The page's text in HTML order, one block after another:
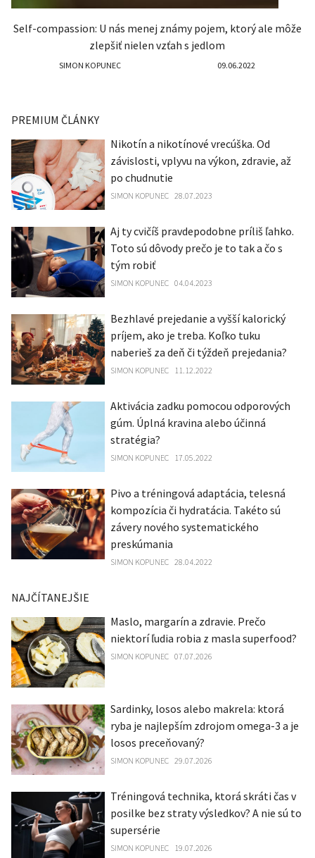
Self-compassion: U nás menej známy pojem, ktorý ale môže
zlepšiť nielen vzťah s jedlom
SIMON KOPUNEC 09.06.2022
PREMIUM ČLÁNKY
Nikotín a nikotínové vrecúška. Od
závislosti, vplyvu na výkon, zdravie, až
po chudnutie
SIMON KOPUNEC 28.07.2023
Aj ty cvičíš pravdepodobne príliš ľahko.
Toto sú dôvody prečo je to tak a čo s
tým robiť
SIMON KOPUNEC 04.04.2023
Bezhlavé prejedanie a vyšší kalorický
príjem, ako je treba. Koľko tuku
naberieš za deň či týždeň prejedania?
SIMON KOPUNEC 11.12.2022
Aktivácia zadku pomocou odporových
gúm. Úplná kravina alebo účinná
stratégia?
SIMON KOPUNEC 17.05.2022
Pivo a tréningová adaptácia, telesná
kompozícia či hydratácia. Takéto sú
závery nového systematického
preskúmania
SIMON KOPUNEC 28.04.2022
NAJČÍTANEJŠIE
Maslo, margarín a zdravie. Prečo
niektorí ľudia robia z masla superfood?
SIMON KOPUNEC 07.07.2026
Sardinky, losos alebo makrela: ktorá
ryba je najlepším zdrojom omega-3 a je
losos preceňovaný?
SIMON KOPUNEC 29.07.2026
Tréningová technika, ktorá skráti čas v
posilke bez straty výsledkov? A nie sú to
supersérie
SIMON KOPUNEC 19.07.2026